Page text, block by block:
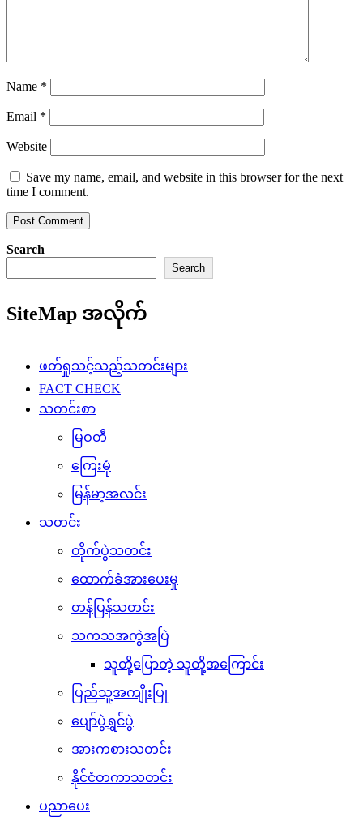
Name *
Email *
Website
Save my name, email, and website in this browser for the next
time I comment.
Search
Search
SiteMap အလိုက်
ဖတ်ရှုသင့်သည့်သတင်းများ
FACT CHECK
သတင်းစာ
မြဝတီ
ကြေးမုံ
မြန်မာ့အလင်း
သတင်း
တိုက်ပွဲသတင်း
ထောက်ခံအားပေးမှု
တန်ပြန်သတင်း
သကသအကွဲအပြဲ
သူတို့ပြောတဲ့ သူတို့အကြောင်း
ပြည်သူ့အကျိုးပြု
ပျော်ပွဲရွှင်ပွဲ
အားကစားသတင်း
နိုင်ငံတကာသတင်း
ပညာပေး